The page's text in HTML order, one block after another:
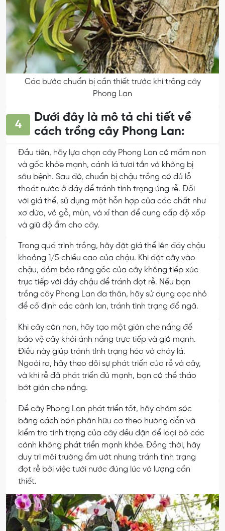
Các bước chuẩn bị cần thiết trước khi trồng cây
Phong Lan
4
Dưới đây là mô tả chi tiết về
cách trồng cây Phong Lan:
Đầu tiên, hãy lựa chọn cây Phong Lan có mầm non
và gốc khỏe mạnh, cánh lá tươi tắn và không bị
sâu bệnh. Sau đó, chuẩn bị chậu trồng có đủ lỗ
thoát nước ở đáy để tránh tình trạng úng rễ. Đối
với giá thể, sử dụng một hỗn hợp của các chất như
xơ dừa, vỏ gỗ, mùn, và xỉ than để cung cấp độ xốp
và giữ độ ẩm cho cây.
Trong quá trình trồng, hãy đặt giá thể lên đáy chậu
khoảng 1/5 chiều cao của chậu. Khi đặt cây vào
chậu, đảm bảo rằng gốc của cây không tiếp xúc
trực tiếp với đáy chậu để tránh đọt rễ. Nếu bạn
trồng cây Phong Lan đa thân, hãy sử dụng cọc nhỏ
để cố định các cành lan, tránh tình trạng đổ ngã.
Khi cây còn non, hãy tạo một giàn che nắng để
bảo vệ cây khỏi ánh nắng trực tiếp và gió mạnh.
Điều này giúp tránh tình trạng héo và cháy lá.
Ngoài ra, hãy theo dõi sự phát triển của rễ và cây,
và khi rễ đã phát triển đủ mạnh, bạn có thể tháo
bớt giàn che nắng.
Để cây Phong Lan phát triển tốt, hãy chăm sóc
bằng cách bón phân hữu cơ theo hướng dẫn và
kiểm tra tình trạng của cây đều đặn để loại bỏ các
cành không phát triển mạnh khỏe. Đồng thời, hãy
duy trì môi trường ẩm ướt nhưng tránh tình trạng
đọt rễ bởi việc tưới nước đúng lúc và lượng cần
thiết.